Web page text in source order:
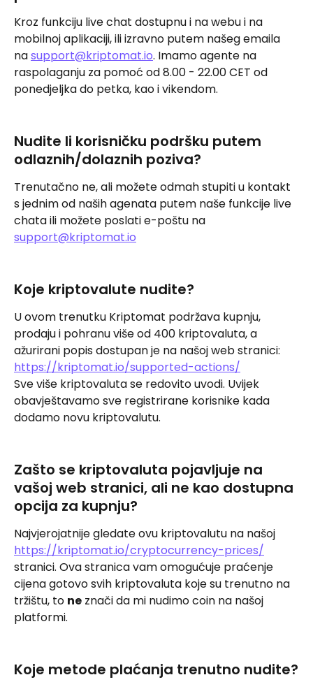
Kroz funkciju live chat dostupnu i na webu i na
mobilnoj aplikaciji, ili izravno putem našeg emaila
na support@kriptomat.io. Imamo agente na
raspolaganju za pomoć od 8.00 - 22.00 CET od
ponedjeljka do petka, kao i vikendom.
Nudite li korisničku podršku putem
odlaznih/dolaznih poziva?
Trenutačno ne, ali možete odmah stupiti u kontakt
s jednim od naših agenata putem naše funkcije live
chata ili možete poslati e-poštu na
support@kriptomat.io
Koje kriptovalute nudite?
U ovom trenutku Kriptomat podržava kupnju,
prodaju i pohranu više od 400 kriptovaluta, a
ažurirani popis dostupan je na našoj web stranici:
https://kriptomat.io/supported-actions/
Sve više kriptovaluta se redovito uvodi. Uvijek
obavještavamo sve registrirane korisnike kada
dodamo novu kriptovalutu.
Zašto se kriptovaluta pojavljuje na
vašoj web stranici, ali ne kao dostupna
opcija za kupnju?
Najvjerojatnije gledate ovu kriptovalutu na našoj
https://kriptomat.io/cryptocurrency-prices/
stranici. Ova stranica vam omogućuje praćenje
cijena gotovo svih kriptovaluta koje su trenutno na
tržištu, to ne znači da mi nudimo coin na našoj
platformi.
Koje metode plaćanja trenutno nudite?